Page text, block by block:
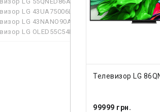
КУПИТЬ
Телевизор LG
99999 грн.
LG 43UA75006LA
LG 43NANO90A6B
LG OLED55C54LA
Картинка
Кол-во